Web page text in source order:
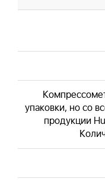
упаковки, но со
продукции